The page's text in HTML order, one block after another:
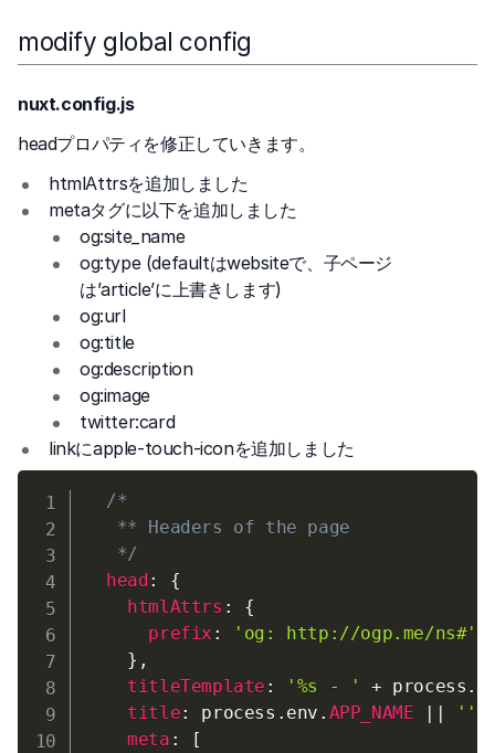
modify global config
nuxt.config.js
headプロパティを修正していきます。
htmlAttrsを追加しました
metaタグに以下を追加しました
og:site_name
og:type (defaultはwebsiteで、子ページ
は’article’に上書きします)
og:url
og:title
og:description
og:image
twitter:card
linkにapple-touch-iconを追加しました
/*
   ** Headers of the page
   */
head:
{
htmlAttrs :
{
prefix :
'og: http://ogp.me/ns#'
} ,
titleTemplate : '%s - ' + process .
title: process . env . APP_NAME || ''
meta :
[